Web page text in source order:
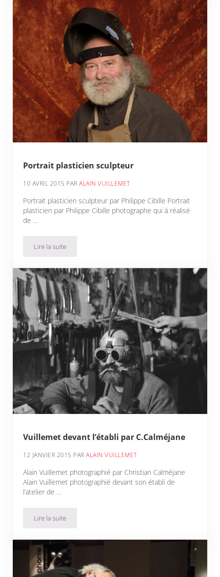
Portrait plasticien sculpteur
10 AVRIL 2015 PARALAIN VUILLEMET
Portrait plasticien sculpteur par Philippe Cibille Portrait
plasticien par Philippe Cibille photographe qui à réalisé
de …
Lire la suitePortrait plasticien sculpteur
Vuillemet devant l’établi par C.Calméjane
12 JANVIER 2015 PARALAIN VUILLEMET
Alain Vuillemet photographié par Christian Calméjane
Alain Vuillemet photographié devant son établi de
l’atelier de …
Lire la suiteVuillemet devant l’établi par C.Calméjane